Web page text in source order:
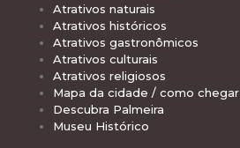
Atrativos naturais
Atrativos históricos
Atrativos gastronômicos
Atrativos culturais
Atrativos religiosos
Mapa da cidade / como chegar
Descubra Palmeira
Museu Histórico